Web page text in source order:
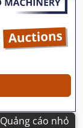
Quảng cáo nhỏ